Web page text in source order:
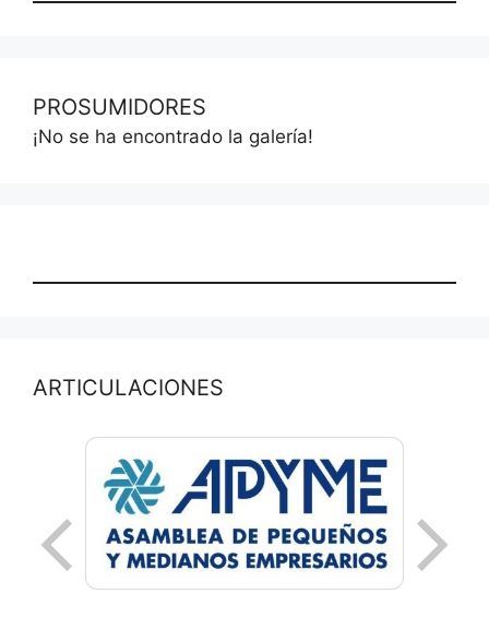
PROSUMIDORES
¡No se ha encontrado la galería!
ARTICULACIONES